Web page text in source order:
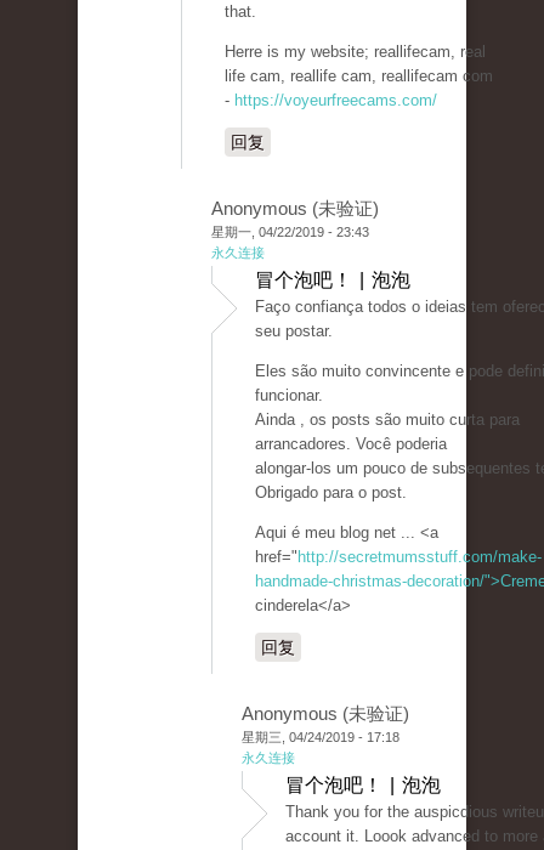
that.
Herre is my website; reallifecam, real
life cam, reallife cam, reallifecam com
- https://voyeurfreecams.com/
回复
Anonymous (未验证)
星期一, 04/22/2019 - 23:43
永久连接
冒个泡吧！ | 泡泡
Faço confiança todos o ideias tem
seu postar.
Eles são muito convincente e pode
funcionar.
Ainda , os posts são muito curta para
arrancadores. Você poderia
alongar-los um pouco de subsequentes
Obrigado para o post.
Aqui é meu blog net ... <a
href=" http://secretmumsstuff.com/make-
handmade-christmas-decoration/
cinderela</a>
回复
Anonymous (未验证)
星期三, 04/24/2019 - 17:18
永久连接
冒个泡吧！ | 泡泡
Thank you for the auspicdious
account it. Loook advanced to more